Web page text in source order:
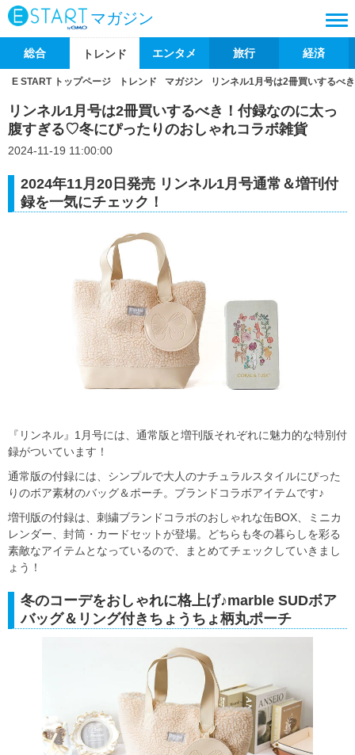
マガジン
総合 トレンド エンタメ 旅行 経済
E START トップページ トレンド マガジン リンネル1月号は2冊買いするべ
リンネル1月号は2冊買いするべき！付録なのに太っ
腹すぎる♡冬にぴったりのおしゃれコラボ雑貨
2024-11-19 11:00:00
2024年11月20日発売 リンネル1月号通常＆増刊付
録を一気にチェック！
『リンネル』1月号には、通常版と増刊版それぞれに魅力的な特別付
録がついています！
通常版の付録には、シンプルで大人のナチュラルスタイルにぴった
りのボア素材のバッグ＆ポーチ。ブランドコラボアイテムです♪
増刊版の付録は、刺繍ブランドコラボのおしゃれな缶BOX、ミニカ
レンダー、封筒・カードセットが登場。どちらも冬の暮らしを彩る
素敵なアイテムとなっているので、まとめてチェックしていきまし
ょう！
冬のコーデをおしゃれに格上げ♪marble SUDボア
バッグ＆リング付きちょうちょ柄丸ポーチ